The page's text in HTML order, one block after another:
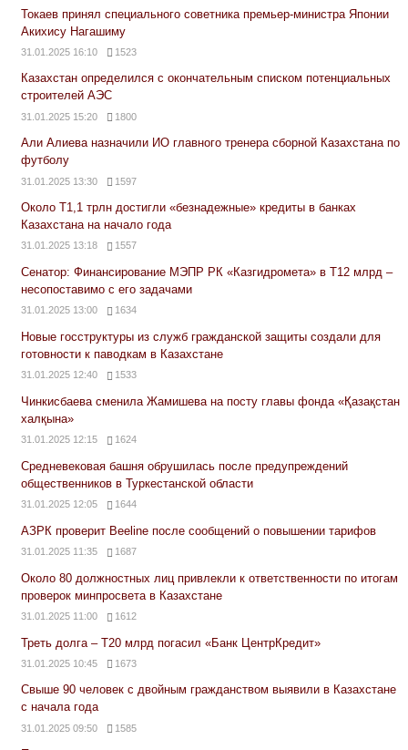
Токаев принял специального советника премьер-министра Японии
Акихису Нагашиму
31.01.2025 16:10 1523
Казахстан определился с окончательным списком потенциальных
строителей АЭС
31.01.2025 15:20 1800
Али Алиева назначили ИО главного тренера сборной Казахстана по
футболу
31.01.2025 13:30 1597
Около Т1,1 трлн достигли «безнадежные» кредиты в банках
Казахстана на начало года
31.01.2025 13:18 1557
Сенатор: Финансирование МЭПР РК «Казгидромета» в Т12 млрд –
несопоставимо с его задачами
31.01.2025 13:00 1634
Новые госструктуры из служб гражданской защиты создали для
готовности к паводкам в Казахстане
31.01.2025 12:40 1533
Чинкисбаева сменила Жамишева на посту главы фонда «Қазақстан
халқына»
31.01.2025 12:15 1624
Средневековая башня обрушилась после предупреждений
общественников в Туркестанской области
31.01.2025 12:05 1644
АЗРК проверит Beeline после сообщений о повышении тарифов
31.01.2025 11:35 1687
Около 80 должностных лиц привлекли к ответственности по итогам
проверок минпросвета в Казахстане
31.01.2025 11:00 1612
Треть долга – Т20 млрд погасил «Банк ЦентрКредит»
31.01.2025 10:45 1673
Свыше 90 человек с двойным гражданством выявили в Казахстане
с начала года
31.01.2025 09:50 1585